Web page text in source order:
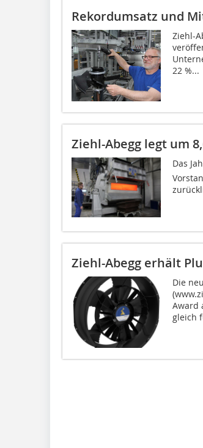
Rekordumsatz und
Ziehl-
22 %...
Ziehl-Abegg legt um
Das
Ziehl-Abegg erhält
Die
Award
gleich